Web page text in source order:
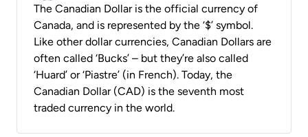
The Canadian Dollar is the official currency of
Canada, and is represented by the ‘$’ symbol.
Like other dollar currencies, Canadian Dollars are
often called ‘Bucks’ – but they’re also called
‘Huard’ or ‘Piastre’ (in French). Today, the
Canadian Dollar (CAD) is the seventh most
traded currency in the world.